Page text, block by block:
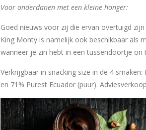
Voor onderdanen met een kleine honger:
Goed nieuws voor zij die ervan overtuigd
King Monty is namelijk ook beschikbaar als
wanneer je zin hebt in een tussendoortje on
Verkrijgbaar in snacking size in de 4
en 71% Purest Ecuador (puur).